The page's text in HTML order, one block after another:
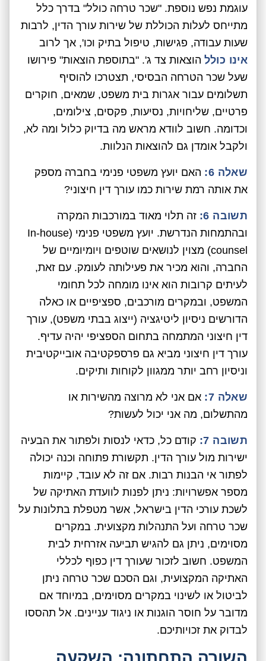
עוגמת נפש נוספת. "שכר טרחה כולל" בדרך כלל
מתייחס לעלות הכוללת של שירות עורך הדין, לרבות
שעות עבודה, פגישות, טיפול בתיק וכו', אך לרוב
אינו כולל הוצאות צד ג'. "בתוספת הוצאות" פירושו
שעל שכר הטרחה הבסיסי, תצטרכו להוסיף
תשלומים עבור אגרות בית משפט, שמאים, חוקרים
פרטיים, שליחויות, נסיעות, פקסים, צילומים,
וכדומה. חשוב לוודא מראש מה בדיוק כלול ומה לא,
ולקבל אומדן גם להוצאות הנלוות.
שאלה 6:
האם יועץ משפטי פנימי בחברה מספק
את אותה רמת שירות כמו עורך דין חיצוני?
תשובה 6:
זה תלוי מאוד במורכבות המקרה
ובהתמחות הנדרשת. יועץ משפטי פנימי (In-house
counsel) מצוין לנושאים שוטפים ויומיומיים של
החברה, והוא מכיר את פעילותה לעומק. עם זאת,
לעיתים קרובות הוא אינו מומחה לכל תחומי
המשפט, ובמקרים מורכבים, ספציפיים או כאלה
הדורשים ניסיון ליטיגציה (ייצוג בבתי משפט), עורך
דין חיצוני המתמחה בתחום הספציפי יהיה עדיף.
עורך דין חיצוני מביא גם פרספקטיבה אובייקטיבית
וניסיון רחב יותר ממגוון לקוחות ותיקים.
שאלה 7:
אם אני לא מרוצה מהשירות או
מהתשלום, מה אני יכול לעשות?
תשובה 7:
קודם כל, כדאי לנסות ולפתור את הבעיה
ישירות מול עורך הדין. תקשורת פתוחה וכנה יכולה
לפתור אי הבנות רבות. אם זה לא עובד, קיימות
מספר אפשרויות: ניתן לפנות לוועדת האתיקה של
לשכת עורכי הדין בישראל, אשר מטפלת בתלונות על
שכר טרחה ועל התנהלות מקצועית. במקרים
מסוימים, ניתן גם להגיש תביעה אזרחית לבית
המשפט. חשוב לזכור שעורך דין כפוף לכללי
האתיקה המקצועית, וגם הסכם שכר טרחה ניתן
לביטול או לשינוי במקרים מסוימים, במיוחד אם
מדובר על חוסר הוגנות או ניגוד עניינים. אל תהססו
לבדוק את זכויותיכם.